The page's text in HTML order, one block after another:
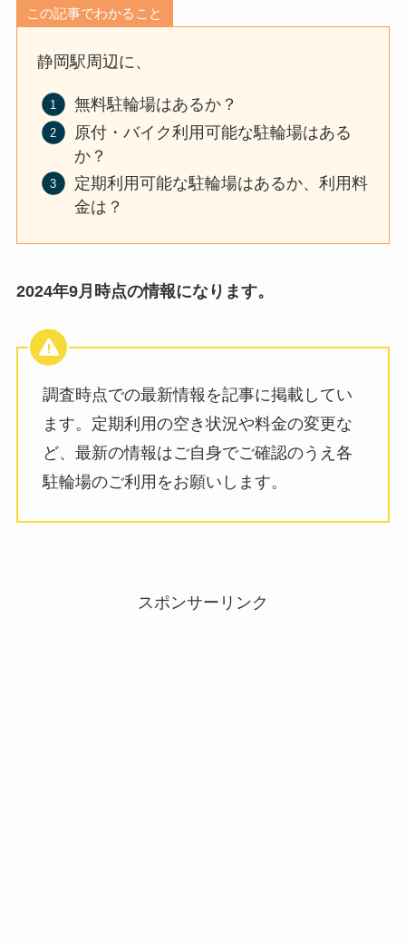
この記事でわかること
静岡駅周辺に、
無料駐輪場はあるか？
原付・バイク利用可能な駐輪場はある
か？
定期利用可能な駐輪場はあるか、利用料
金は？
2024年9月時点の情報になります。
調査時点での最新情報を記事に掲載してい
ます。定期利用の空き状況や料金の変更な
ど、最新の情報はご自身でご確認のうえ各
駐輪場のご利用をお願いします。
スポンサーリンク